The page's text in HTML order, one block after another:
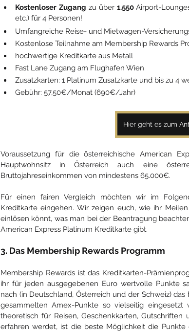
Kostenloser Zugang zu über 1.550 Airport-
etc.) für 4 Personen!
Umfangreiche Reise- und Mietwagen-
Kostenlose Teilnahme am Membership Rewards
hochwertige Kreditkarte aus Metall
Fast Lane Zugang am Flughafen Wien
Zusatzkarten: 1 Platinum Zusatzkarte und bis zu 4
Gebühr: 57,50€/Monat (690€/Jahr)
Hier geht es zum
Voraussetzung für die österreichische American
Hauptwohnsitz in Österreich auch eine
Bruttojahreseinkommen von mindestens 65.000€.
Für einen fairen Vergleich möchten wir im
Kreditkarte eingehen. Wir zeigen euch, wie ihr
einlösen könnt, was man bei der Beantragung
American Express Platinum Kreditkarte gibt.
3. Das Membership Rewards Programm
Membership Rewards ist das Kreditkarten-
ihr für jeden ausgegebenen Euro wertvolle Punkte
nach (in Deutschland, Österreich und der Schweiz)
gesammelten Amex-Punkte so vielseitig
theoretisch für Reisen, Geschenkkarten,
erfahren werdet, ist die beste Möglichkeit die